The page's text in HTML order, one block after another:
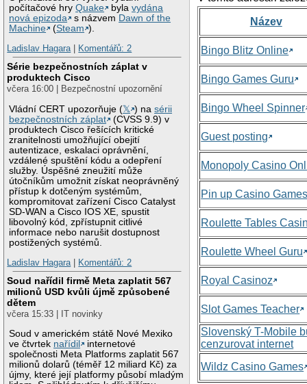
počítačové hryQuake bylavydána
nová epizoda
s názvem Dawn of the
Machine
(Steam ).
Ladislav Hagara| Komentářů: 2
Série bezpečnostních záplat v
produktech Cisco
včera 16:00 | Bezpečnostní upozornění
Vládní CERT upozorňuje (𝕏 ) nasérii
bezpečnostních záplat
(CVSS 9.9) v
produktech Cisco řešících kritické
zranitelnosti umožňující obejití
autentizace, eskalaci oprávnění,
vzdálené spuštění kódu a odepření
služby. Úspěšné zneužití může
útočníkům umožnit získat neoprávněný
přístup k dotčeným systémům,
kompromitovat zařízení Cisco Catalyst
SD-WAN a Cisco IOS XE, spustit
libovolný kód, zpřístupnit citlivé
informace nebo narušit dostupnost
postižených systémů.
Ladislav Hagara| Komentářů: 2
Soud nařídil firmě Meta zaplatit 567
milionů USD kvůli újmě způsobené
dětem
včera 15:33 | IT novinky
Soud v americkém státě Nové Mexiko
ve čtvrtek nařídil
internetové
společnosti Meta Platforms zaplatit 567
milionů dolarů (téměř 12 miliard Kč) za
újmy, které její platformy působí mladým
Název
Bingo Blitz Online
Bingo Games Guru
Bingo Wheel Spinner
Guest posting
Monopoly Casino
Pin up Casino
Roulette Tables
Roulette Wheel Guru
Royal Casinoz
Slot Games Teacher
Slovenský T-Mobile
cenzurovat internet
Wildz Casino Games